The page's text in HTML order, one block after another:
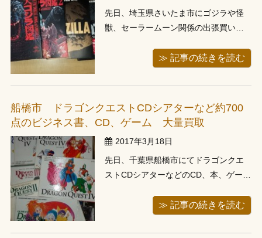
先日、埼玉県さいたま市にゴジラや怪
獣、セーラームーン関係の出張買い取
になったご親族の方の遺品整理、遺品
とお問い合わせ時にご連絡頂いていた
ためスタッフと２人で伺わせて頂きま
した。拝見しますと、４畳半のスペー
スいっぱ...
≫ 記事の続きを読む
船橋市 ドラゴンクエストCDシアターなど約700
点のビジネス書、CD、ゲーム 大量買取
2017年3月18日
先日、千葉県船橋市にてドラゴンクエ
ストCDシアターなどのCD、本、ゲーム
た。１週間ほど前からお電話でご予約
た。当日お伺いしますと、まさにお引
≫ 記事の続きを読む